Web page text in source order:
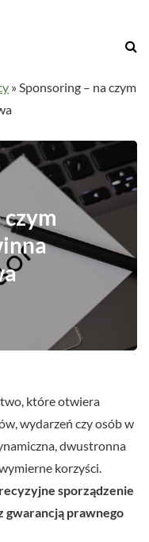
»Sponsoring – na czym
czym
które otwiera
wydarzeń czy osób w
dwustronna
korzyści.
sporządzenie
gwarancją prawnego